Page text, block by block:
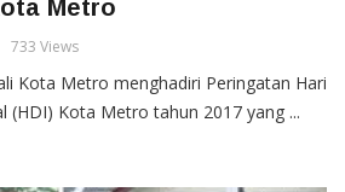
Metro
733 Views
Kota Metro menghadiri Peringatan Hari
(HDI) Kota Metro tahun 2017 yang ...